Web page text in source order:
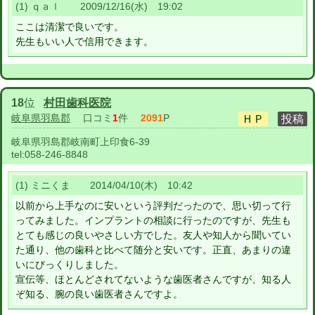
(1) ｑａｌ 2009/12/16(水) 19:02
ここは清潔で良いです。
先生もいい人で信用できます。
18位 村田歯科医院
岐阜県羽島郡 口コミ 1件 2091P
岐阜県羽島郡岐南町上印食6-39
tel:058-246-8848
(1) ミニくま 2014/04/10(木) 10:42
以前から上手なのに安いという評判だったので、思い切って行
ってみました。インプラントの相談に行ったのですが、先生も
とても感じの良いやさしい方でした。友人や知人から聞いてい
た通り、他の歯科と比べて随分と安いです。正直、あまりの違
いにびっくりしました。
宣伝等、ほとんどされてないような歯医者さんですが、知る人
ぞ知る、腕の良い歯医者さんですよ。